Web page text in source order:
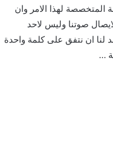
المتخصصة لهذا الامر وان
صوتنا وليس لاحد
لنا ان نتفق على كلمة واحدة
…